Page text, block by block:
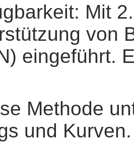
Mit
von
eingeführt.
Methode
und Kurven.